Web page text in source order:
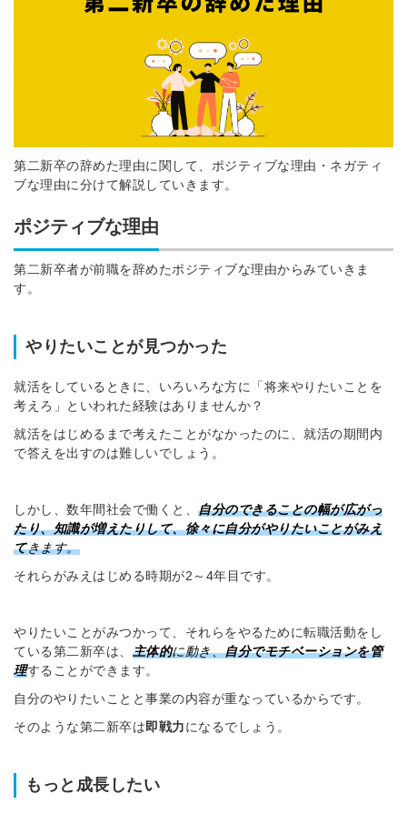
第二新卒の辞めた理由に関して、ポジティブな理由・ネガティ
ブな理由に分けて解説していきます。
ポジティブな理由
第二新卒者が前職を辞めたポジティブな理由からみていきま
す。
やりたいことが見つかった
就活をしているときに、いろいろな方に「将来やりたいことを
考えろ」といわれた経験はありませんか？
就活をはじめるまで考えたことがなかったのに、就活の期間内
で答えを出すのは難しいでしょう。
しかし、数年間社会で働くと、 自分のできることの幅が広がっ
たり、知識が増えたりして、徐々に自分がやりたいことがみえ
てきます。
それらがみえはじめる時期が2～4年目です。
やりたいことがみつかって、それらをやるために転職活動をし
ている第二新卒は、 主体的に動き、自分でモチベーションを管
理することができます。
自分のやりたいことと事業の内容が重なっているからです。
そのような第二新卒は即戦力になるでしょう。
もっと成長したい